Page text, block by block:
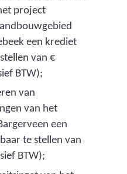
v
k
project
een krediet
van €
BTW);
van
van het
een
te stellen van
BTW);